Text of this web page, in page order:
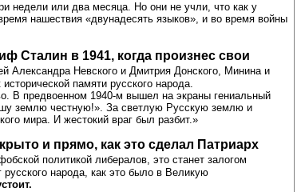
недели или два месяца. Но они не учли, что как у
нашествия «двунадесять языков», и во время войны
Сталин в 1941, когда произнес свои
Александра Невского и Дмитрия Донского, Минина и
памяти русского народа.
В предвоенном 1940-м вышел на экраны гениальный
землю честную!». За светлую Русскую землю и
мира. И жестокий враг был разбит.»
и прямо, как это сделал Патриарх
политикой либералов, это станет залогом
народа, как это было в Великую